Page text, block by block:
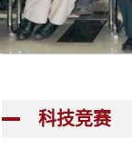
科技竞赛